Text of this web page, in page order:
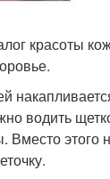
красоты
водить
этого